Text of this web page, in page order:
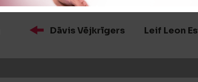
Dāvis Vējkrīgers Leif Leon